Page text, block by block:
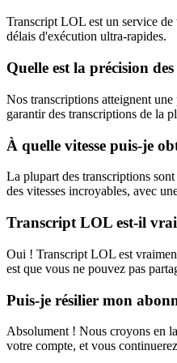
Transcript LOL est un service
délais d'exécution ultra-rapides.
Quelle est la précision
Nos transcriptions atteignent
garantir des transcriptions de la
À quelle vitesse puis-je
La plupart des transcriptions
des vitesses incroyables, avec
Transcript LOL est-il
Oui ! Transcript LOL est
est que vous ne pouvez pas
Puis-je résilier mon
Absolument ! Nous croyons en
votre compte, et vous